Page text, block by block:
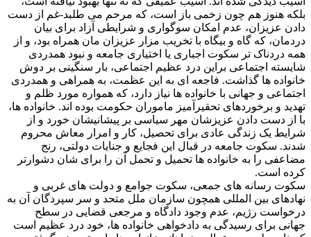
بلکه هنوز هم چون زخمی باز است، که مرحم می طلبد-غم از دست
دادن عزیزان، عدم امکان سوگواری و شرایطی آزاد برای بیان
دردمان، که گاه و بیگاه با تخریب مزار عزیزان مان همراه بود، و از
همه دردناک تر سکوت اجباری یا اختیاری جامعه و نبود همدردی
شایسته اجتماعی براین درد عظیم اجتماعی، بار سنگینی بر دوش
خانواده ها گذاشت. فاجعه ای به این عظمت، به همراهی و همدردی
اجتماعی و جهانی با خانواده ها نیاز دارد، که همواره مورد ظلم و
تهدید و برخوردهای تحقیرآمیز ماموران حکومت بوده اند. خانواده ها،
با از دست دادن عزیزشان مهر سیاسی بر پیشانیشان خورد و از
شرایط یک زندگی عادی برای تحصیل، کار و امرار معاش محروم
شدند. سکوت جامعه در قبال این فجایع و جنایات دولتی، رنج
مضاعفی را به خانواده ها تحمیل و تحمل آن را برای شان دشوارتر
کرده است.
سکوت رسانه های جمعی، سکوت جوامع و دولت های غربی و
نهادهای بین المللی همچون سازمان ملل متحد و سر سپردگان آن به
درخواست رژیم، عدم وجود دادگاه و مرجعی قضایی در سطح
جهانی برای رسیدگی به دادخواهی خانواده ها، خود درد عظیم است